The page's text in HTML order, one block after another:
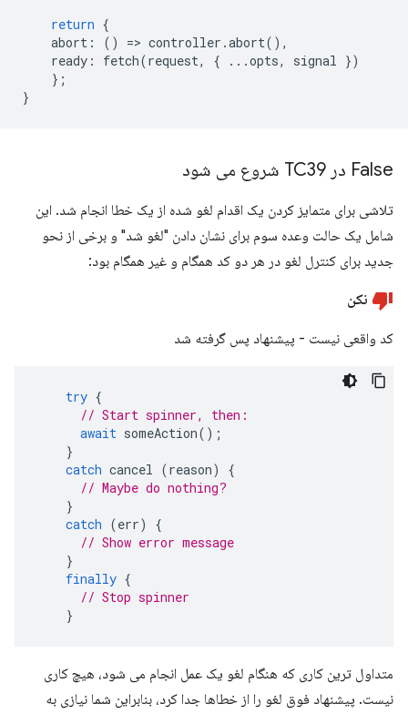
return {
abort : () => controller .abort(),
ready : fetch(request, { ...opts, signal })
};
}
False در TC39 شروع می شود
تلاشی برای متمایز کردن یک اقدام لغو شده از یک خطا انجام شد. این
شامل یک حالت وعده سوم برای نشان دادن "لغو شد" و برخی از نحو
جدید برای کنترل لغو در هر دو کد همگام و غیر همگام بود:
نکن
کد واقعی نیست - پیشنهاد پس گرفته شد
try {
// Start spinner, then:
await someAction();
}
catch cancel (reason)
{
// Maybe do nothing?
}
catch (err)
{
// Show error message
}
finally {
// Stop spinner
}
متداول ترین کاری که هنگام لغو یک عمل انجام می شود، هیچ کاری
نیست. پیشنهاد فوق لغو را از خطاها جدا کرد، بنابراین شما نیازی به